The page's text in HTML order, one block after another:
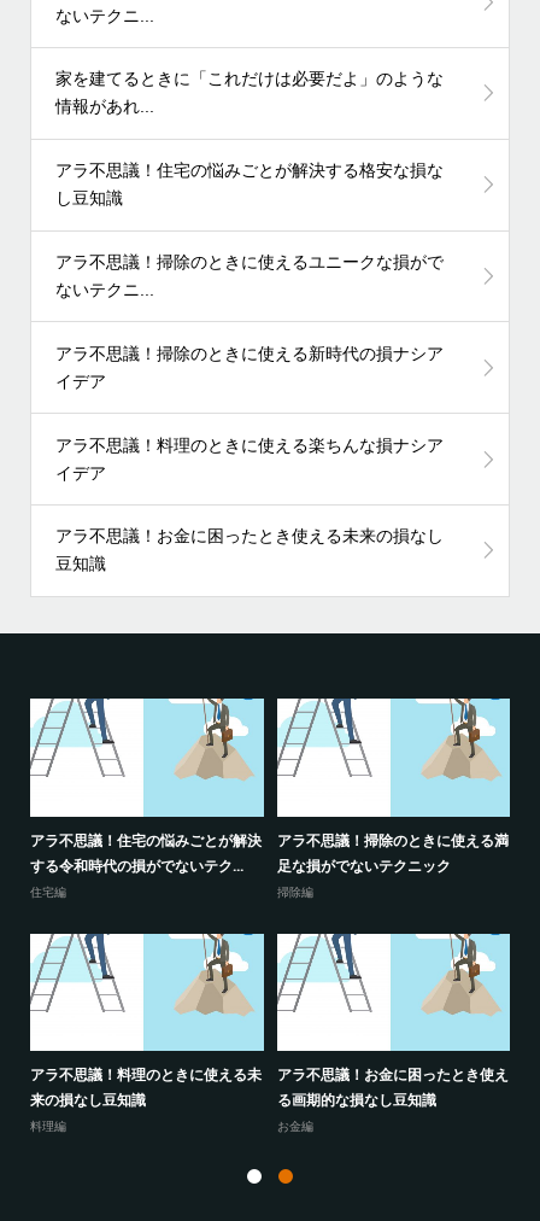
ないテクニ...
家を建てるときに「これだけは必要だよ」のような
情報があれ...
アラ不思議！住宅の悩みごとが解決する格安な損な
し豆知識
アラ不思議！掃除のときに使えるユニークな損がで
ないテクニ...
アラ不思議！掃除のときに使える新時代の損ナシア
イデア
アラ不思議！料理のときに使える楽ちんな損ナシア
イデア
アラ不思議！お金に困ったとき使える未来の損なし
豆知識
アラ不思議！住宅の悩みごとが解決
する令和時代の損がでないテク...
住宅編
アラ不思議！掃除のときに使える満
足な損がでないテクニック
掃除編
アラ不思議！料理のときに使える未
来の損なし豆知識
料理編
アラ不思議！お金に困ったとき使え
る画期的な損なし豆知識
お金編